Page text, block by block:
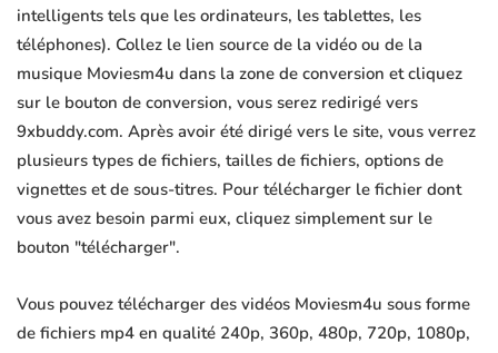
intelligents tels que les ordinateurs, les tablettes, les
téléphones). Collez le lien source de la vidéo ou de la
musique Moviesm4u dans la zone de conversion et cliquez
sur le bouton de conversion, vous serez redirigé vers
9xbuddy.com. Après avoir été dirigé vers le site, vous verrez
plusieurs types de fichiers, tailles de fichiers, options de
vignettes et de sous-titres. Pour télécharger le fichier dont
vous avez besoin parmi eux, cliquez simplement sur le
bouton "télécharger".
Vous pouvez télécharger des vidéos Moviesm4u sous forme
de fichiers mp4 en qualité 240p, 360p, 480p, 720p, 1080p,